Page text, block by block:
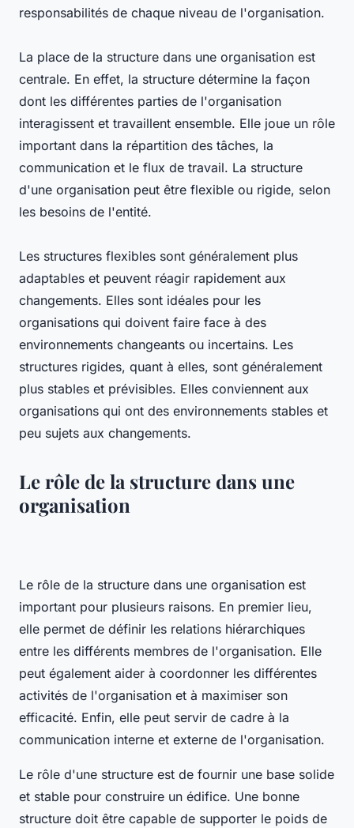
responsabilités de chaque niveau de l'organisation.
La place de la structure dans une organisation est
centrale. En effet, la structure détermine la façon
dont les différentes parties de l'organisation
interagissent et travaillent ensemble. Elle joue un rôle
important dans la répartition des tâches, la
communication et le flux de travail. La structure
d'une organisation peut être flexible ou rigide, selon
les besoins de l'entité.
Les structures flexibles sont généralement plus
adaptables et peuvent réagir rapidement aux
changements. Elles sont idéales pour les
organisations qui doivent faire face à des
environnements changeants ou incertains. Les
structures rigides, quant à elles, sont généralement
plus stables et prévisibles. Elles conviennent aux
organisations qui ont des environnements stables et
peu sujets aux changements.
Le rôle de la structure dans une
organisation
Le rôle de la structure dans une organisation est
important pour plusieurs raisons. En premier lieu,
elle permet de définir les relations hiérarchiques
entre les différents membres de l'organisation. Elle
peut également aider à coordonner les différentes
activités de l'organisation et à maximiser son
efficacité. Enfin, elle peut servir de cadre à la
communication interne et externe de l'organisation.
Le rôle d'une structure est de fournir une base solide
et stable pour construire un édifice. Une bonne
structure doit être capable de supporter le poids de